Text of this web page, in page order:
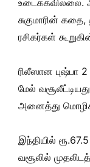
சுகுமாரின்
ரசிகர்கள்
ரிலீஸான புஷ்பா
மேல்
அனைத்து
இந்தியில்
வசூலில்